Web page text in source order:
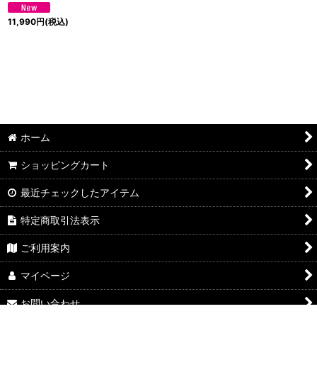
11,990円(税込)
ホーム
ショッピングカート
最近チェックしたアイテム
特定商取引法表示
ご利用案内
マイページ
お問い合わせ